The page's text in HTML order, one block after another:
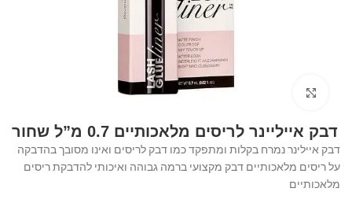
Click to enlarge
דבק אייליינר לריסים מלאכותיים 0.7 מ”ל שחור
דבק איילינר נמרח בקלות ומתפקד כמו דבק לריסים ואינו מסובך בהדבקה
על ריסים מלאכותיים דבק מקצועי ברמה גבוהה ואיכותי להדבקת ריסים
מלאכותיים